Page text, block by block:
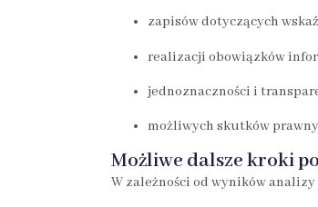
zapisów dotyczących
realizacji obowiązków
jednoznaczności i
możliwych skutków
Możliwe dalsze kroki
W zależności od wyników